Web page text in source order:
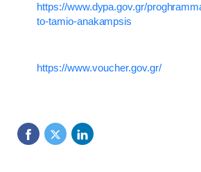
https://www.dypa.gov.gr/
to-tamio-anakampsis
https://www.voucher.gov.gr/